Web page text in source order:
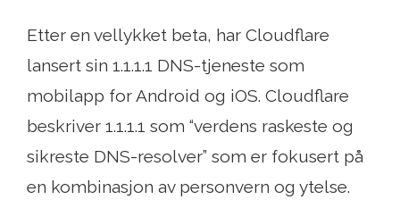
Etter en vellykket beta, har Cloudflare
lansert sin 1.1.1.1 DNS-tjeneste som
mobilapp for Android og iOS. Cloudflare
beskriver 1.1.1.1 som “verdens raskeste og
sikreste DNS-resolver” som er fokusert på
en kombinasjon av personvern og ytelse.